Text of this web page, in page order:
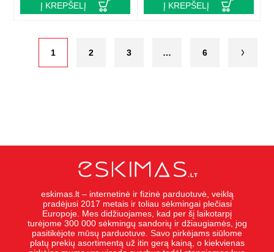
Į KREPŠELĮ Į KREPŠELĮ
1 2 3 … 6
eskimas.lt – internetinė ir fizinė parduotuvė, veiklą
pradėjusi 2017 metais ir toliau sėkmingai plečiasi
Europoje. Mes didžiuojames, kad per šį laikotarpį
turėjome 300 000 sėkmingų sandorių ir džiaugiamės, jog
pasitikėjote mūsų parduotuve. Savo pirkėjams siūlome
platų prekių asortimentą už itin gerą kainą, o kiekvienas